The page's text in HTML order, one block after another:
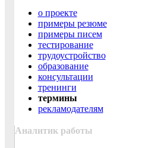
о проекте
примеры резюме
примеры писем
тестирование
трудоустройство
образование
консультации
тренинги
термины
рекламодателям
Аналитик работы